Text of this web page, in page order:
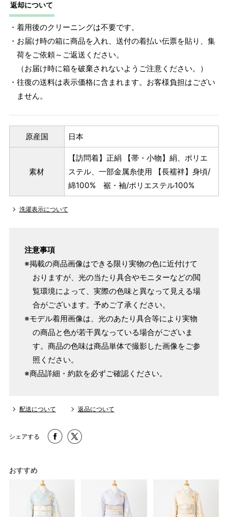
返却について
・着用後のクリーニングは不要です。
・お届け時の箱に商品を入れ、送付の着払い伝票を貼り、集
荷をご依頼～ご返送ください。
（お届け時に箱を破棄されないようご注意ください。）
・往復の送料は表示価格に含まれます。お客様負担はござい
ません。
原産国 日本
素材
【訪問着】正絹 【帯・小物】絹、ポリエ
ステル、一部金属糸使用 【長襦袢】身頃/
綿100% 裾・袖/ポリエステル100%
洗濯表示について
注意事項
※掲載の商品画像はできる限り実物の色に近付けて
おりますが、光の当たり具合やモニターなどの閲
覧環境によって、実際の色味と異なって見える場
合がございます。予めご了承ください。
※モデル着用画像は、光のあたり具合等により実物
の商品と色が若干異なっている場合がございま
す。商品の色味は商品単体で撮影した画像をご参
照ください。
※商品詳細・約款を必ずご確認ください。
配送について 返品について
シェアする
おすすめ